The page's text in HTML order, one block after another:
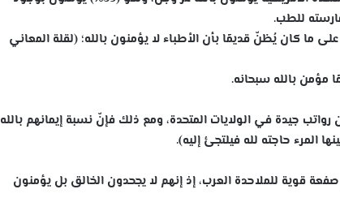
ما كان يُظنّ قديمًا بأن الأطباء لا يؤمنون بالله؛ (لقلة المعاني
مؤمن بالله سبحانه.
جيدة في الولايات المتحدة، ومع ذلك فإنّ نسبة إيمانهم بالله
المرء حاجته لله فيلتجئ إليه).
قوية للملاحدة العرب، إذ إنهم لا يجحدون الخالق بل يؤمنون